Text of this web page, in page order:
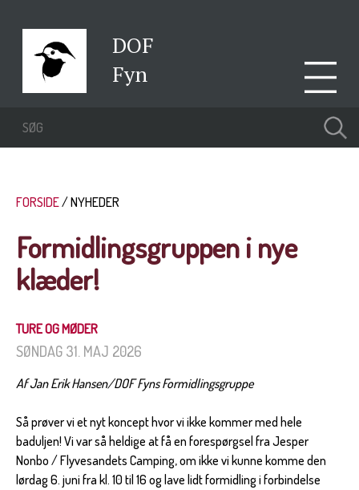
DOF
Fyn
FORSIDE NYHEDER
Formidlingsgruppen i nye
klæder!
TURE OG MØDER
SØNDAG 31. MAJ 2026
Af Jan Erik Hansen/DOF Fyns Formidlingsgruppe
Så prøver vi et nyt koncept hvor vi ikke kommer med hele
baduljen! Vi var så heldige at få en forespørgsel fra Jesper
Nonbo / Flyvesandets Camping, om ikke vi kunne komme den
lørdag 6. juni fra kl. 10 til 16 og lave lidt formidling i forbindelse